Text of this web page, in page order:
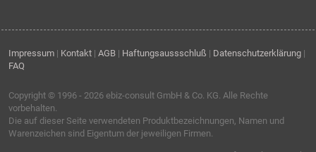
Impressum | Kontakt | AGB | Haftungsaussschluß | Datenschutzerklärung |
FAQ
Copyright © 1996 - 2026 ebiz-consult GmbH & Co. KG. Alle Rechte
vorbehalten.
Die auf dieser Seite verwendeten Produktbezeichnungen, Namen und
Warenzeichen sind Eigentum der jeweiligen Firmen.